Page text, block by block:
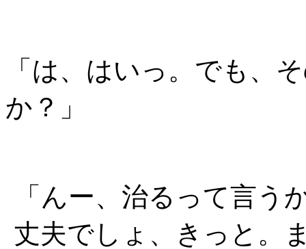
「は、はいっ。でも
か？」
「んー、治るって言
丈夫でしょ、きっと。